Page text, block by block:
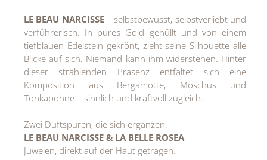
LE BEAU NARCISSE– selbstbewusst, selbstverliebt und
verführerisch. In pures Gold gehüllt und von einem
tiefblauen Edelstein gekrönt, zieht seine Silhouette alle
Blicke auf sich. Niemand kann ihm widerstehen. Hinter
dieser strahlenden Präsenz entfaltet sich eine
Komposition aus Bergamotte, Moschus und
Tonkabohne – sinnlich und kraftvoll zugleich.
Zwei Duftspuren, die sich ergänzen.
LE BEAU NARCISSE & LA BELLE ROSEA
Juwelen, direkt auf der Haut getragen.